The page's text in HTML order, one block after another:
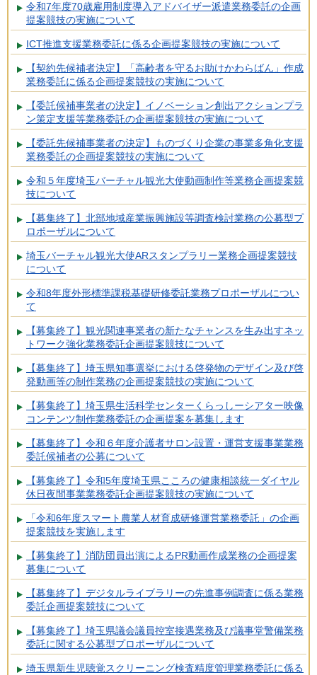
令和7年度70歳雇用制度導入アドバイザー派遣業務委託の企画
提案競技の実施について
ICT推進支援業務委託に係る企画提案競技の実施について
【契約先候補者決定】「高齢者を守るお助けかわらばん」作成
業務委託に係る企画提案競技の実施について
【委託候補事業者の決定】イノベーション創出アクションプラ
ン策定支援等業務委託の企画提案競技の実施について
【委託先候補事業者の決定】ものづくり企業の事業多角化支援
業務委託の企画提案競技の実施について
令和５年度埼玉バーチャル観光大使動画制作等業務企画提案競
技について
【募集終了】北部地域産業振興施設等調査検討業務の公募型プ
ロポーザルについて
埼玉バーチャル観光大使ARスタンプラリー業務企画提案競技
について
令和8年度外形標準課税基礎研修委託業務プロポーザルについ
て
【募集終了】観光関連事業者の新たなチャンスを生み出すネッ
トワーク強化業務委託企画提案競技について
【募集終了】埼玉県知事選挙における啓発物のデザイン及び啓
発動画等の制作業務の企画提案競技の実施について
【募集終了】埼玉県生活科学センターくらっしーシアター映像
コンテンツ制作業務委託の企画提案を募集します
【募集終了】令和６年度介護者サロン設置・運営支援事業業務
委託候補者の公募について
【募集終了】令和5年度埼玉県こころの健康相談統一ダイヤル
休日夜間事業業務委託企画提案競技の実施について
「令和6年度スマート農業人材育成研修運営業務委託」の企画
提案競技を実施します
【募集終了】消防団員出演によるPR動画作成業務の企画提案
募集について
【募集終了】デジタルライブラリーの先進事例調査に係る業務
委託企画提案競技について
【募集終了】埼玉県議会議員控室接遇業務及び議事堂警備業務
委託に関する公募型プロポーザルについて
埼玉県新生児聴覚スクリーニング検査精度管理業務委託に係る